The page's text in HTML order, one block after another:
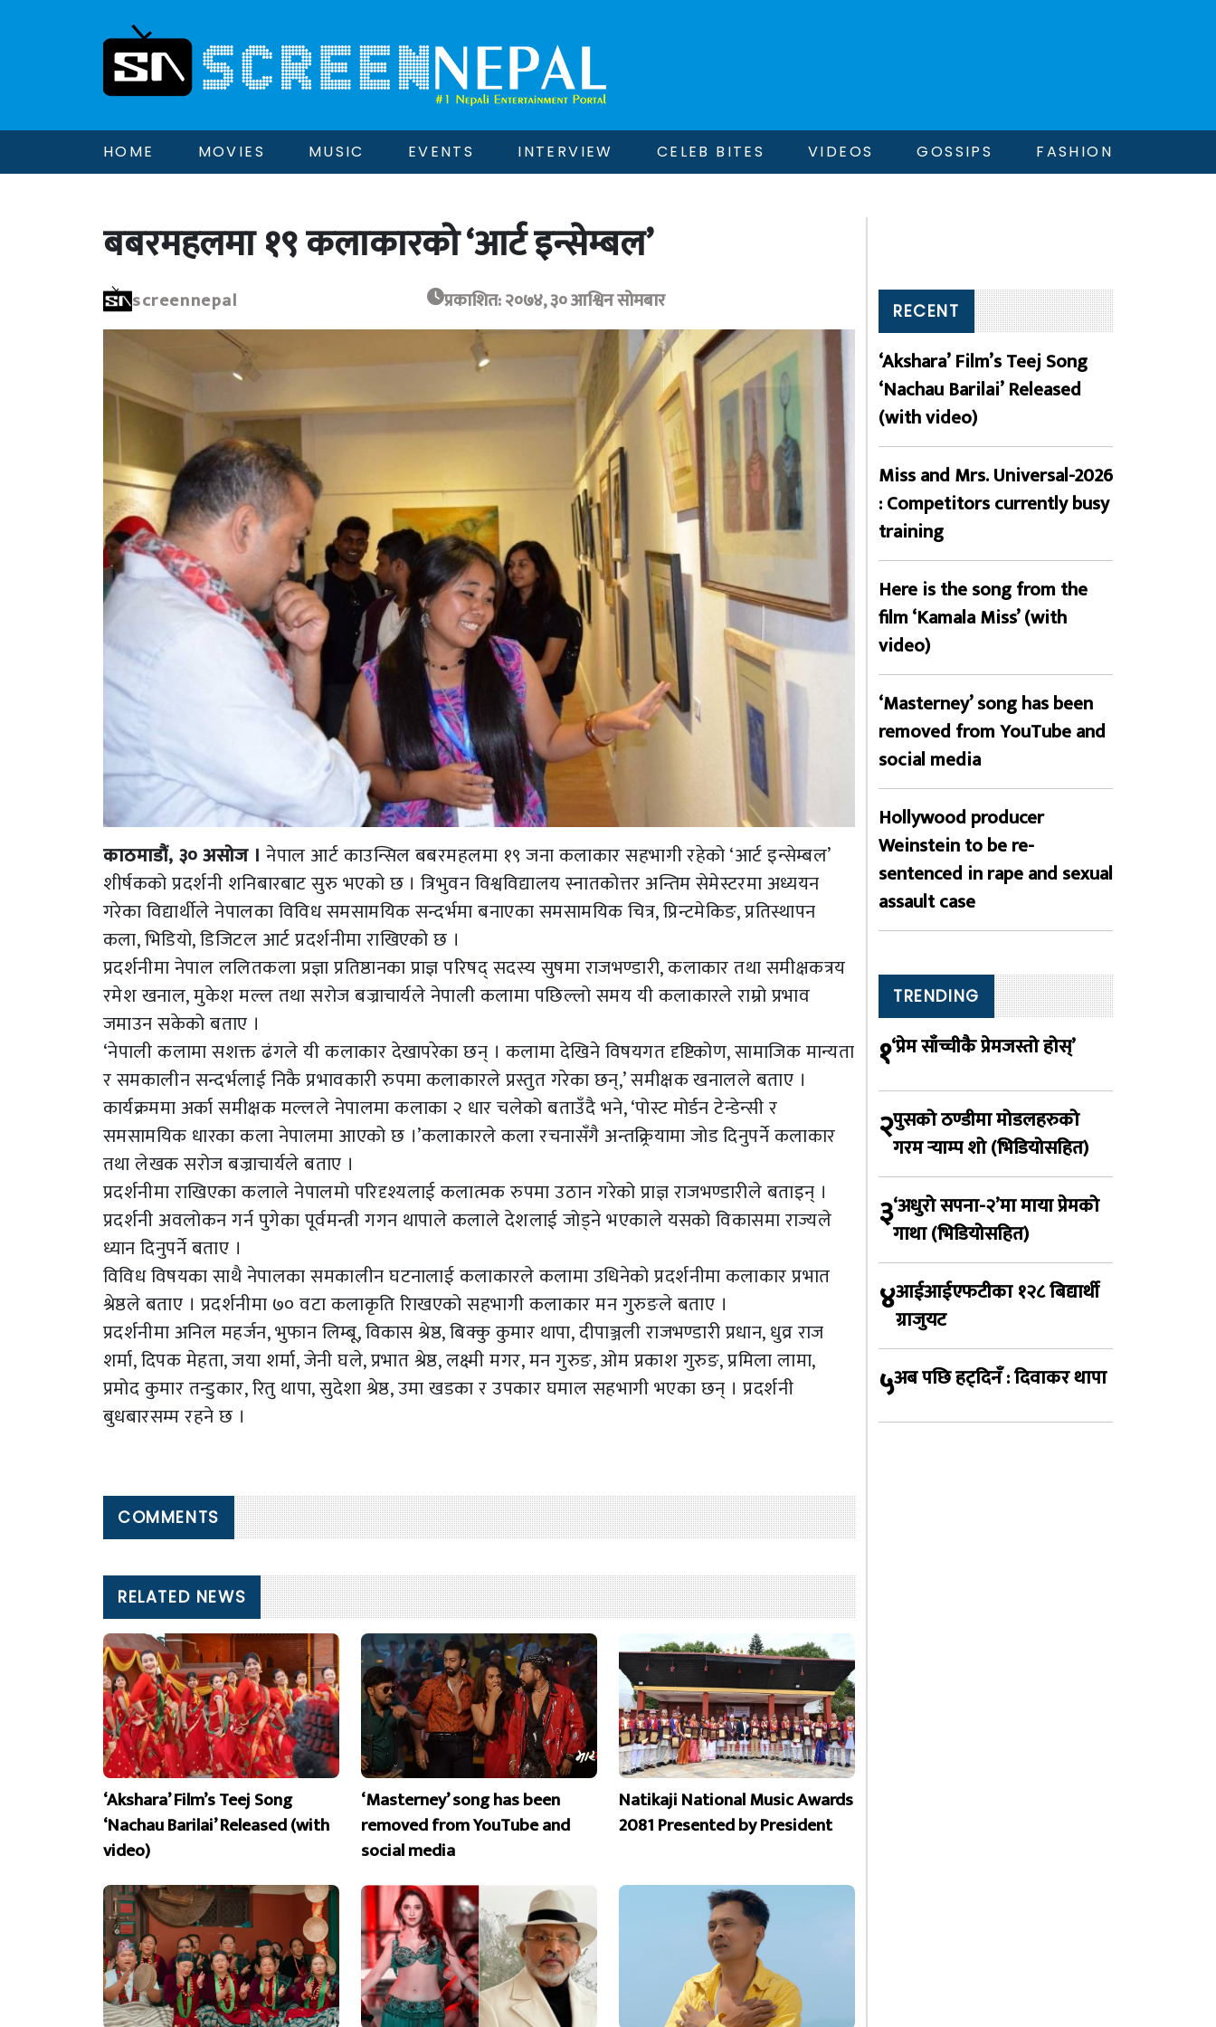
HOME MOVIES MUSIC EVENTS INTERVIEW CELEB BITES VIDEOS GOSSIPS FASHION
बबरमहलमा १९ कलाकारको ‘आर्ट इन्सेम्बल’
screennepal प्रकाशित: २०७४, ३० आश्विन सोमबार
काठमाडौं, ३० असोज । नेपाल आर्ट काउन्सिल बबरमहलमा १९ जना कलाकार सहभागी रहेको ‘आर्ट इन्सेम्बल’
शीर्षकको प्रदर्शनी शनिबारबाट सुरु भएको छ । त्रिभुवन विश्वविद्यालय स्नातकोत्तर अन्तिम सेमेस्टरमा अध्ययन
गरेका विद्यार्थीले नेपालका विविध समसामयिक सन्दर्भमा बनाएका समसामयिक चित्र, प्रिन्टमेकिङ, प्रतिस्थापन
कला, भिडियो, डिजिटल आर्ट प्रदर्शनीमा राखिएको छ ।
प्रदर्शनीमा नेपाल ललितकला प्रज्ञा प्रतिष्ठानका प्राज्ञ परिषद् सदस्य सुषमा राजभण्डारी, कलाकार तथा समीक्षकत्रय
रमेश खनाल, मुकेश मल्ल तथा सरोज बज्राचार्यले नेपाली कलामा पछिल्लो समय यी कलाकारले राम्रो प्रभाव
जमाउन सकेको बताए ।
‘नेपाली कलामा सशक्त ढंगले यी कलाकार देखापरेका छन् । कलामा देखिने विषयगत दृष्टिकोण, सामाजिक मान्यता
र समकालीन सन्दर्भलाई निकै प्रभावकारी रुपमा कलाकारले प्रस्तुत गरेका छन्,’ समीक्षक खनालले बताए ।
कार्यक्रममा अर्का समीक्षक मल्लले नेपालमा कलाका २ धार चलेको बताउँदै भने, ‘पोस्ट मोर्डन टेन्डेन्सी र
समसामयिक धारका कला नेपालमा आएको छ ।’कलाकारले कला रचनासँगै अन्तक्र्रियामा जोड दिनुपर्ने कलाकार
तथा लेखक सरोज बज्राचार्यले बताए ।
प्रदर्शनीमा राखिएका कलाले नेपालमो परिदृश्यलाई कलात्मक रुपमा उठान गरेको प्राज्ञ राजभण्डारीले बताइन् ।
प्रदर्शनी अवलोकन गर्न पुगेका पूर्वमन्त्री गगन थापाले कलाले देशलाई जोड्ने भएकाले यसको विकासमा राज्यले
ध्यान दिनुपर्ने बताए ।
विविध विषयका साथै नेपालका समकालीन घटनालाई कलाकारले कलामा उधिनेको प्रदर्शनीमा कलाकार प्रभात
श्रेष्ठले बताए । प्रदर्शनीमा ७० वटा कलाकृति रािखएको सहभागी कलाकार मन गुरुङले बताए ।
प्रदर्शनीमा अनिल महर्जन, भुफान लिम्बू, विकास श्रेष्ठ, बिक्कु कुमार थापा, दीपाञ्जली राजभण्डारी प्रधान, धुव्र राज
शर्मा, दिपक मेहता, जया शर्मा, जेनी घले, प्रभात श्रेष्ठ, लक्ष्मी मगर, मन गुरुङ, ओम प्रकाश गुरुङ, प्रमिला लामा,
प्रमोद कुमार तन्डुकार, रितु थापा, सुदेशा श्रेष्ठ, उमा खडका र उपकार घमाल सहभागी भएका छन् । प्रदर्शनी
बुधबारसम्म रहने छ ।
COMMENTS
RELATED NEWS
‘Akshara’ Film’s Teej Song
‘Nachau Barilai’ Released (with
video)
‘Masterney’ song has been
removed from YouTube and
social media
Natikaji National Music Awards
2081 Presented by President
RECENT
‘Akshara’ Film’s Teej Song
‘Nachau Barilai’ Released
(with video)
Miss and Mrs. Universal-2026
: Competitors currently busy
training
Here is the song from the
film ‘Kamala Miss’ (with
video)
‘Masterney’ song has been
removed from YouTube and
social media
Hollywood producer
Weinstein to be re-
sentenced in rape and sexual
assault case
TRENDING
१‘प्रेम साँच्चीकै प्रेमजस्तो होस्’
२पुसको ठण्डीमा मोडलहरुको
गरम र्‍याम्प शो (भिडियोसहित)
३‘अधुरो सपना-२’मा माया प्रेमको
गाथा (भिडियोसहित)
४आईआईएफटीका १२८ बिद्यार्थी
ग्राजुयट
५अब पछि हट्दिनँ : दिवाकर थापा